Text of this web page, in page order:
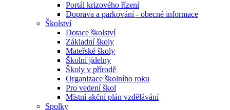
Portál krizového řízení
Doprava a parkování - obecné informace
Školství
Dotace školství
Základní školy
Mateřské školy
Školní jídelny
Školy v přírodě
Organizace školního roku
Pro vedení škol
Místní akční plán vzdělávání
Spolky